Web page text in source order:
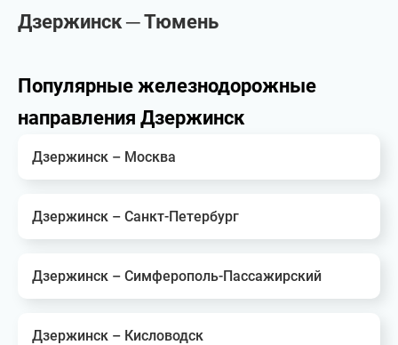
Дзержинск ─ Тюмень
Популярные железнодорожные
направления Дзержинск
Дзержинск – Москва
Дзержинск – Санкт-Петербург
Дзержинск – Симферополь-Пассажирский
Дзержинск – Кисловодск